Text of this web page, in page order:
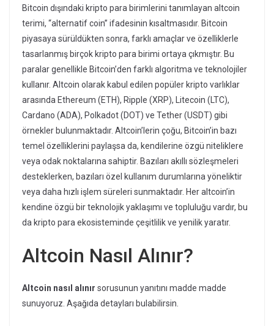
Bitcoin dışındaki kripto para birimlerini tanımlayan altcoin
terimi, “alternatif coin” ifadesinin kısaltmasıdır. Bitcoin
piyasaya sürüldükten sonra, farklı amaçlar ve özelliklerle
tasarlanmış birçok kripto para birimi ortaya çıkmıştır. Bu
paralar genellikle Bitcoin’den farklı algoritma ve teknolojiler
kullanır. Altcoin olarak kabul edilen popüler kripto varlıklar
arasında Ethereum (ETH), Ripple (XRP), Litecoin (LTC),
Cardano (ADA), Polkadot (DOT) ve Tether (USDT) gibi
örnekler bulunmaktadır. Altcoin’lerin çoğu, Bitcoin’in bazı
temel özelliklerini paylaşsa da, kendilerine özgü niteliklere
veya odak noktalarına sahiptir. Bazıları akıllı sözleşmeleri
desteklerken, bazıları özel kullanım durumlarına yöneliktir
veya daha hızlı işlem süreleri sunmaktadır. Her altcoin’in
kendine özgü bir teknolojik yaklaşımı ve topluluğu vardır, bu
da kripto para ekosisteminde çeşitlilik ve yenilik yaratır.
Altcoin Nasıl Alınır?
Altcoin nasıl alınır sorusunun yanıtını madde madde
sunuyoruz. Aşağıda detayları bulabilirsin.